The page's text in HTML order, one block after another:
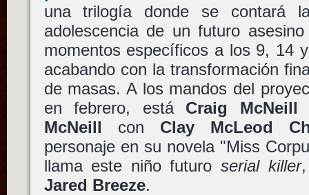
una trilogía donde se contará
adolescencia de un futuro
momentos específicos a los 9, 14
acabando con la transformación
de masas. A los mandos del
en febrero, está Craig McNeill
McNeill con Clay McLeod
personaje en su novela "Miss
llama este niño futuroserial killer
Jared Breeze.